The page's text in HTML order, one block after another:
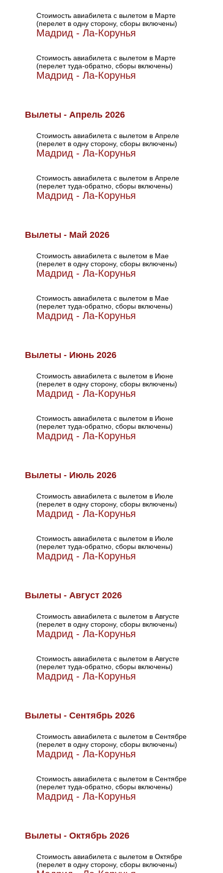
Стоимость авиабилета с вылетом в Марте
(перелет в одну сторону, сборы включены)
Мадрид - Ла-Корунья
Стоимость авиабилета с вылетом в Марте
(перелет туда-обратно, сборы включены)
Мадрид - Ла-Корунья
Вылеты - Апрель 2026
Стоимость авиабилета с вылетом в Апреле
(перелет в одну сторону, сборы включены)
Мадрид - Ла-Корунья
Стоимость авиабилета с вылетом в Апреле
(перелет туда-обратно, сборы включены)
Мадрид - Ла-Корунья
Вылеты - Май 2026
Стоимость авиабилета с вылетом в Мае
(перелет в одну сторону, сборы включены)
Мадрид - Ла-Корунья
Стоимость авиабилета с вылетом в Мае
(перелет туда-обратно, сборы включены)
Мадрид - Ла-Корунья
Вылеты - Июнь 2026
Стоимость авиабилета с вылетом в Июне
(перелет в одну сторону, сборы включены)
Мадрид - Ла-Корунья
Стоимость авиабилета с вылетом в Июне
(перелет туда-обратно, сборы включены)
Мадрид - Ла-Корунья
Вылеты - Июль 2026
Стоимость авиабилета с вылетом в Июле
(перелет в одну сторону, сборы включены)
Мадрид - Ла-Корунья
Стоимость авиабилета с вылетом в Июле
(перелет туда-обратно, сборы включены)
Мадрид - Ла-Корунья
Вылеты - Август 2026
Стоимость авиабилета с вылетом в Августе
(перелет в одну сторону, сборы включены)
Мадрид - Ла-Корунья
Стоимость авиабилета с вылетом в Августе
(перелет туда-обратно, сборы включены)
Мадрид - Ла-Корунья
Вылеты - Сентябрь 2026
Стоимость авиабилета с вылетом в Сентябре
(перелет в одну сторону, сборы включены)
Мадрид - Ла-Корунья
Стоимость авиабилета с вылетом в Сентябре
(перелет туда-обратно, сборы включены)
Мадрид - Ла-Корунья
Вылеты - Октябрь 2026
Стоимость авиабилета с вылетом в Октябре
(перелет в одну сторону, сборы включены)